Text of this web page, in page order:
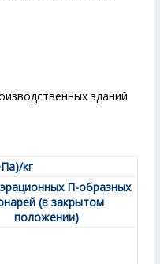
зданий
кг
П-образных
(в закрытом
положении)